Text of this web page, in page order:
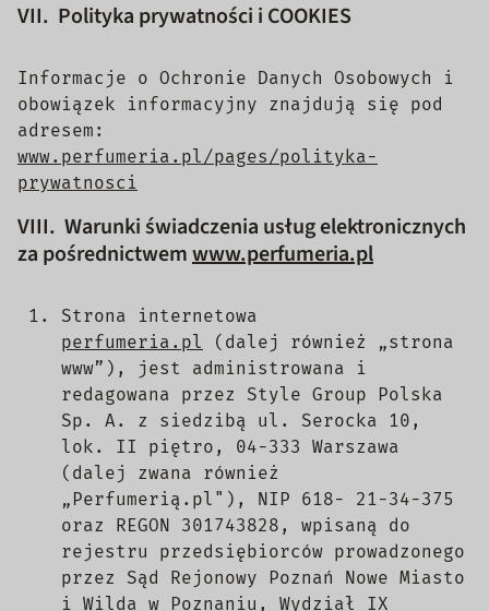
VII. Polityka prywatności i COOKIES
Informacje o Ochronie Danych Osobowych i
obowiązek informacyjny znajdują się pod
adresem:
www.perfumeria.pl/pages/polityka-
prywatnosci
VIII. Warunki świadczenia usług elektronicznych
za pośrednictwemwww.perfumeria.pl
Strona internetowa
perfumeria.pl
(dalej również „strona
www”), jest administrowana i
redagowana przez Style Group Polska
Sp. A. z siedzibą ul. Serocka 10,
lok. II piętro, 04-333 Warszawa
(dalej zwana również
„Perfumerią.pl"), NIP 618- 21-34-375
oraz REGON 301743828, wpisaną do
rejestru przedsiębiorców prowadzonego
przez Sąd Rejonowy Poznań Nowe Miasto
i Wilda w Poznaniu, Wydział IX